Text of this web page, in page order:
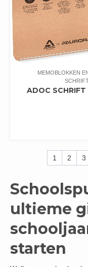
MEMOBLOKKEN
ADOC
1 2 3
ultieme
starten